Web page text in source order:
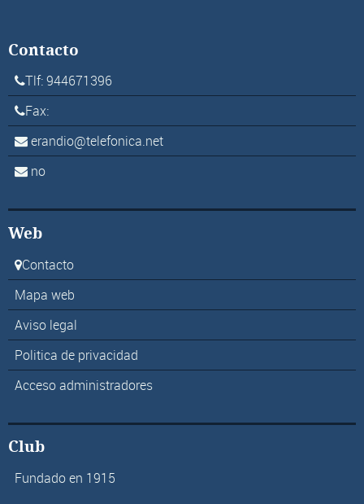
Contacto
Tlf: 944671396
Fax:
erandio@telefonica.net
no
Web
Contacto
Mapa web
Aviso legal
Politica de privacidad
Acceso administradores
Club
Fundado en 1915